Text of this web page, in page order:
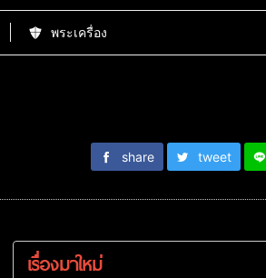
พระเครื่อง
share tweet
เรื่องมาใหม่